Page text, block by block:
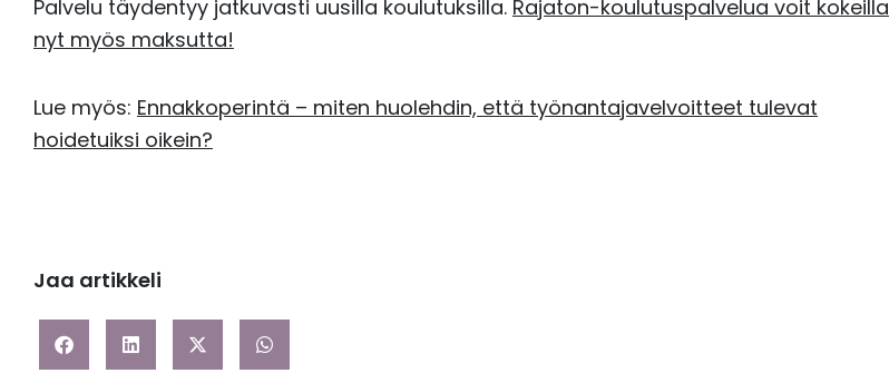
Palvelu täydentyy jatkuvasti uusilla koulutuksilla. Rajaton-koulutuspalvelua voit kokeilla
nyt myös maksutta!
Lue myös: Ennakkoperintä – miten huolehdin, että työnantajavelvoitteet tulevat
hoidetuiksi oikein?
Jaa artikkeli